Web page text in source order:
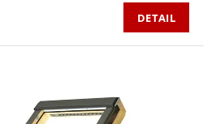
DETAIL